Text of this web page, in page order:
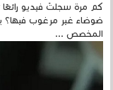
كم مرة سجلتَ فيديو
ضوضاء غير مرغوب فيها؟
المخصص ...